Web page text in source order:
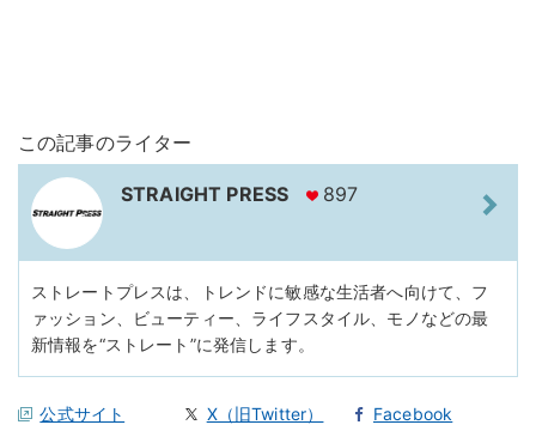
この記事のライター
STRAIGHT PRESS 897
ストレートプレスは、トレンドに敏感な生活者へ向けて、フ
ァッション、ビューティー、ライフスタイル、モノなどの最
新情報を“ストレート”に発信します。
公式サイト X（旧Twitter） Facebook